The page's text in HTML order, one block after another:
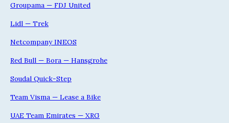
Groupama — FDJ United
Lidl — Trek
Netcompany INEOS
Red Bull — Bora — Hansgrohe
Soudal Quick-Step
Team Visma — Lease a Bike
UAE Team Emirates — XRG